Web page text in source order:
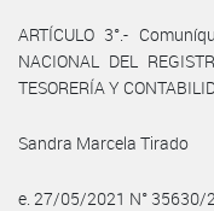
ARTÍCULO 3°.-
NACIONAL DEL
TESORERÍA Y
Sandra Marcela Tirado
e. 27/05/2021 N° 35630/